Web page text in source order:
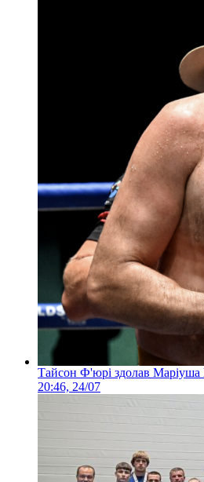
Тайсон Ф'юрі здолав Маріуша
20:46, 24/07